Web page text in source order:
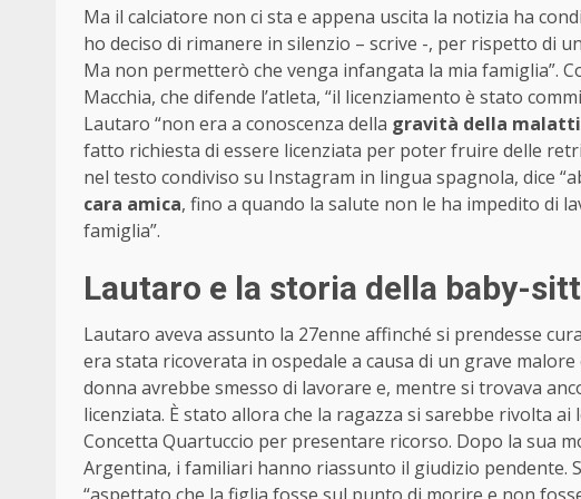
Ma il calciatore non ci sta e appena uscita la notizia ha
ho deciso di rimanere in silenzio – scrive -, per rispetto di
Ma non permetterò che venga infangata la mia famiglia”.
Macchia, che difende l’atleta, “il licenziamento è stato
Lautaro “non era a conoscenza della gravità della
fatto richiesta di essere licenziata per poter fruire delle
nel testo condiviso su Instagram in lingua spagnola, dice
cara amica, fino a quando la salute non le ha impedito di
famiglia”.
Lautaro e la storia della baby-
Lautaro aveva assunto la 27enne affinché si prendesse
era stata ricoverata in ospedale a causa di un grave
donna avrebbe smesso di lavorare e, mentre si trovava
licenziata. È stato allora che la ragazza si sarebbe rivolta ai
Concetta Quartuccio per presentare ricorso. Dopo la sua
Argentina, i familiari hanno riassunto il giudizio
“aspettato che la figlia fosse sul punto di morire e non